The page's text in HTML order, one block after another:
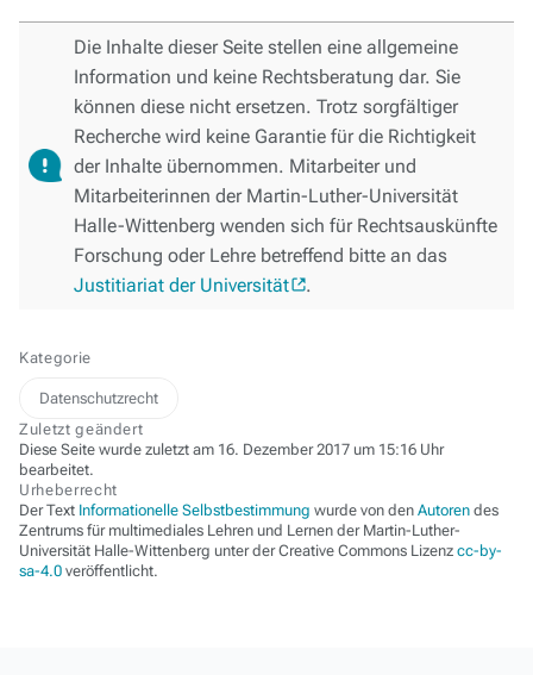
Die Inhalte dieser Seite stellen eine allgemeine
Information und keine Rechtsberatung dar. Sie
können diese nicht ersetzen. Trotz sorgfältiger
Recherche wird keine Garantie für die Richtigkeit
der Inhalte übernommen. Mitarbeiter und
Mitarbeiterinnen der Martin-Luther-Universität
Halle-Wittenberg wenden sich für Rechtsauskünfte
Forschung oder Lehre betreffend bitte an das
Justitiariat der Universität
.
Kategorie
Datenschutzrecht
Zuletzt geändert
Diese Seite wurde zuletzt am 16. Dezember 2017 um 15:16 Uhr
bearbeitet.
Urheberrecht
Der Text Informationelle Selbstbestimmung wurde von den Autoren des
Zentrums für multimediales Lehren und Lernen der Martin-Luther-
Universität Halle-Wittenberg unter der Creative Commons Lizenz cc-by-
sa-4.0 veröffentlicht.